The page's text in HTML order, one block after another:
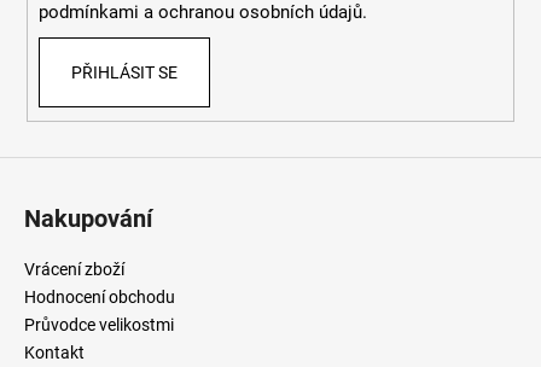
podmínkami a ochranou osobních údajů.
PŘIHLÁSIT SE
Nakupování
Vrácení zboží
Hodnocení obchodu
Průvodce velikostmi
Kontakt